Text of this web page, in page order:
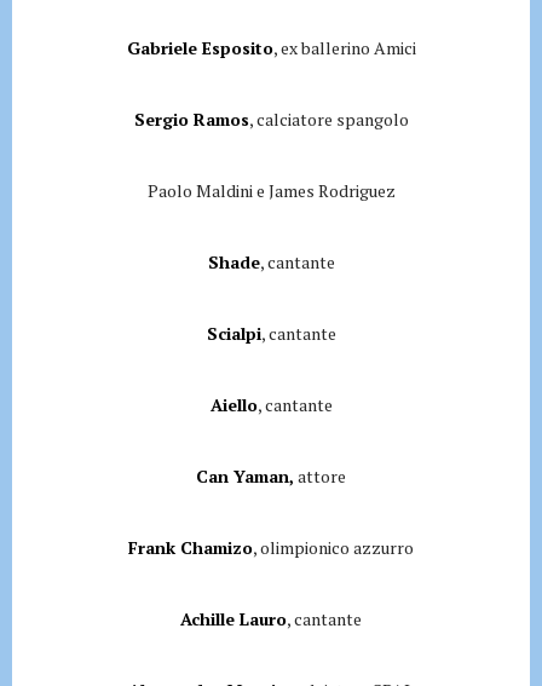
Gabriele Esposito, ex ballerino Amici
Sergio Ramos, calciatore spangolo
Paolo Maldini e James Rodriguez
Shade, cantante
Scialpi, cantante
Aiello, cantante
Can Yaman, attore
Frank Chamizo, olimpionico azzurro
Achille Lauro, cantante